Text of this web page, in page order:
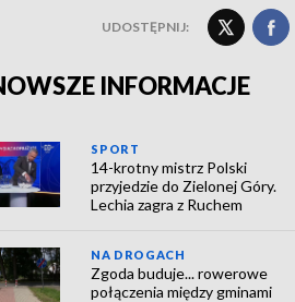
UDOSTĘPNIJ:
INFORMACJE
SPORT
14-krotny mistrz Polski
przyjedzie do Zielonej Góry.
Lechia zagra z Ruchem
NA DROGACH
Zgoda buduje... rowerowe
połączenia między gminami